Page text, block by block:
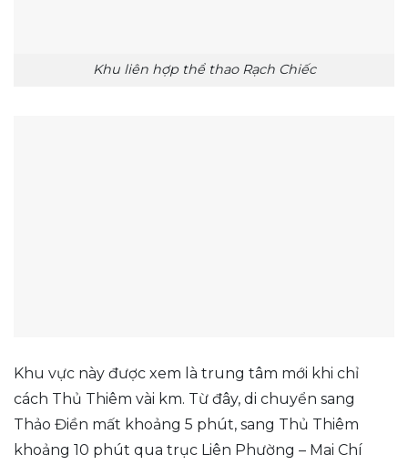
Khu liên hợp thể thao Rạch Chiếc
Khu vực này được xem là trung tâm mới khi chỉ
cách Thủ Thiêm vài km. Từ đây, di chuyển sang
Thảo Điền mất khoảng 5 phút, sang Thủ Thiêm
khoảng 10 phút qua trục Liên Phường – Mai Chí